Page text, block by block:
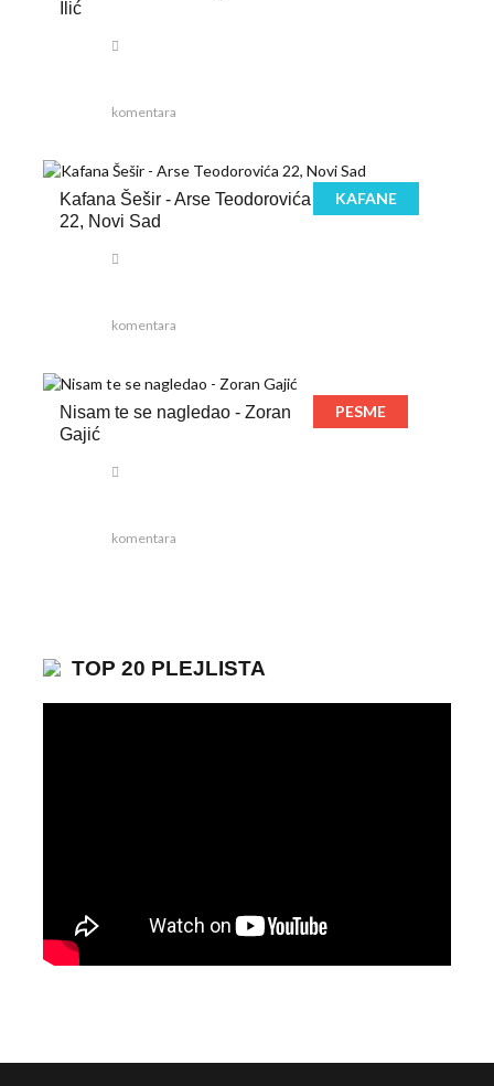
Ilić
komentara
Kafana Šešir - Arse Teodorovića
22, Novi Sad
KAFANE
komentara
Nisam te se nagledao - Zoran
Gajić
PESME
komentara
TOP 20 PLEJLISTA